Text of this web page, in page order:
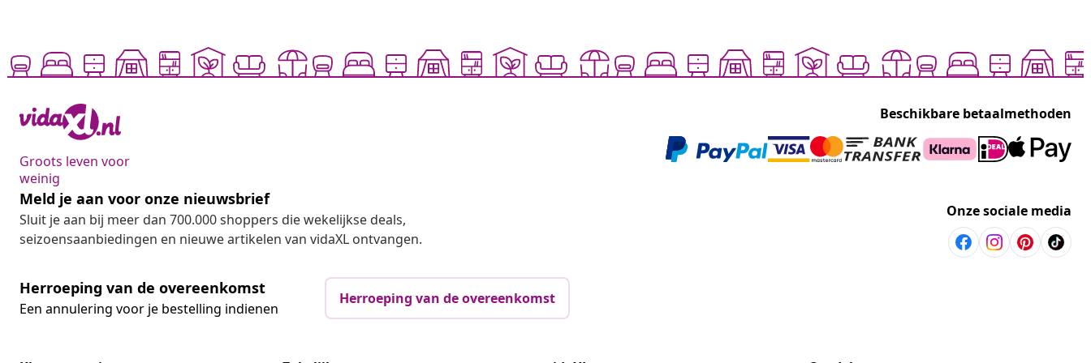
Groots leven voor
weinig
Beschikbare betaalmethoden
Meld je aan voor onze nieuwsbrief
Sluit je aan bij meer dan 700.000 shoppers die wekelijkse deals,
seizoensaanbiedingen en nieuwe artikelen van vidaXL ontvangen.
Onze sociale media
Herroeping van de overeenkomst
Een annulering voor je bestelling indienen
Herroeping van de overeenkomst